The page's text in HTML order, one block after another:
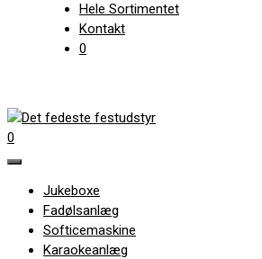
Hele Sortimentet
Kontakt
0
0
Jukeboxe
Fadølsanlæg
Softicemaskine
Karaokeanlæg